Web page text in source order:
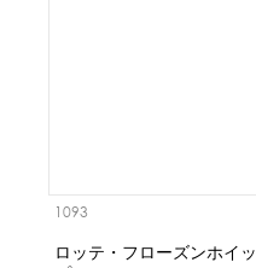
1093
ロッテ・フローズンホイッ